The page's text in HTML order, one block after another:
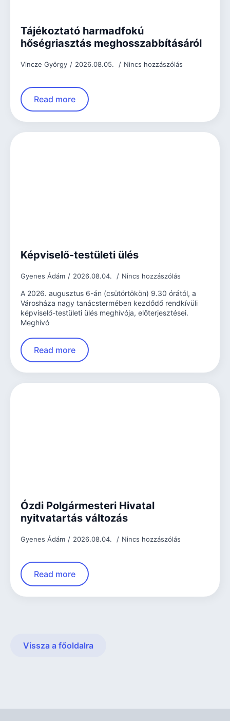
Tájékoztató harmadfokú
hőségriasztás meghosszabbításáról
Vincze György 2026.08.05. Nincs hozzászólás
Read more
Képviselő-testületi ülés
Gyenes Ádám 2026.08.04. Nincs hozzászólás
A 2026. augusztus 6-án (csütörtökön) 9.30 órától, a
Városháza nagy tanácstermében kezdődő rendkívüli
képviselő-testületi ülés meghívója, előterjesztései.
Meghívó
Read more
Ózdi Polgármesteri Hivatal
nyitvatartás változás
Gyenes Ádám 2026.08.04. Nincs hozzászólás
Read more
Vissza a főoldalra